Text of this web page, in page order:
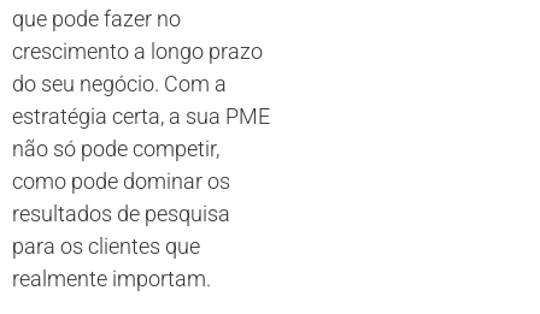
que pode fazer no
crescimento a longo prazo
do seu negócio. Com a
estratégia certa, a sua PME
não só pode competir,
como pode dominar os
resultados de pesquisa
para os clientes que
realmente importam.